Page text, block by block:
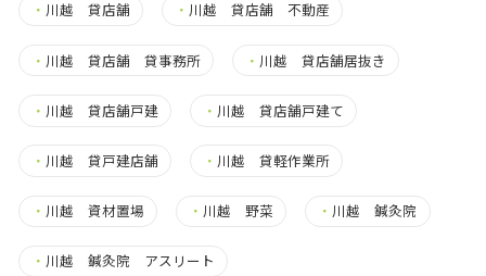
・ 川越 貸店舗 ・ 川越 貸店舗 不動産
・ 川越 貸店舗 貸事務所 ・ 川越 貸店舗居抜き
・ 川越 貸店舗戸建 ・ 川越 貸店舗戸建て
・ 川越 貸戸建店舗 ・ 川越 貸軽作業所
・ 川越 資材置場 ・ 川越 野菜 ・ 川越 鍼灸院
・ 川越 鍼灸院 アスリート